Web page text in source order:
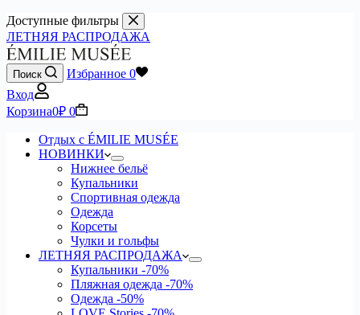
Доступные фильтры
ЛЕТНЯЯ РАСПРОДАЖА
Поиск Избранное 0
Вход
Корзина0₽ 0
Отдых с ÉMILIE MUSÉE
НОВИНКИ
Нижнее бельё
Купальники
Спортивная одежда
Одежда
Корсеты
Чулки и гольфы
ЛЕТНЯЯ РАСПРОДАЖА
Купальники -70%
Пляжная одежда -70%
Одежда -50%